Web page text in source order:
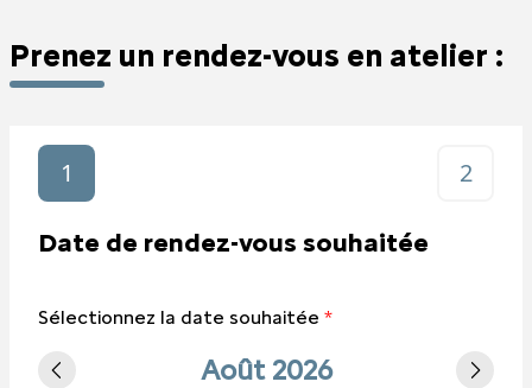
Prenez un rendez-vous en atelier :
1 2
Date de rendez-vous souhaitée
Sélectionnez la date souhaitée *
Août 2026